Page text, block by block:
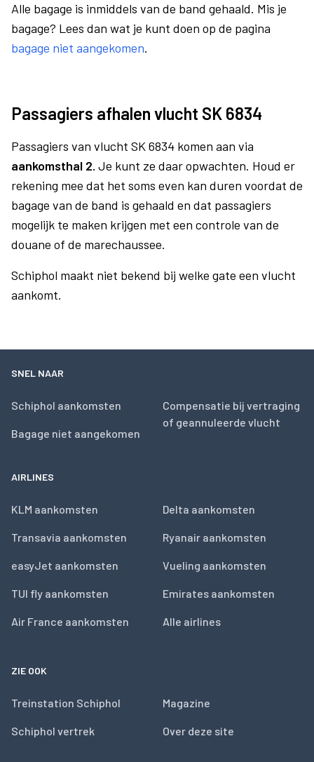
Alle bagage is inmiddels van de band gehaald. Mis je
bagage? Lees dan wat je kunt doen op de pagina
bagage niet aangekomen.
Passagiers afhalen vlucht SK 6834
Passagiers van vlucht SK 6834 komen aan via
aankomsthal 2. Je kunt ze daar opwachten. Houd er
rekening mee dat het soms even kan duren voordat de
bagage van de band is gehaald en dat passagiers
mogelijk te maken krijgen met een controle van de
douane of de marechaussee.
Schiphol maakt niet bekend bij welke gate een vlucht
aankomt.
SNEL NAAR
Schiphol aankomsten
Bagage niet aangekomen
Compensatie bij vertraging
of geannuleerde vlucht
AIRLINES
KLM aankomsten
Transavia aankomsten
easyJet aankomsten
TUI fly aankomsten
Air France aankomsten
Delta aankomsten
Ryanair aankomsten
Vueling aankomsten
Emirates aankomsten
Alle airlines
ZIE OOK
Treinstation Schiphol
Schiphol vertrek
Magazine
Over deze site